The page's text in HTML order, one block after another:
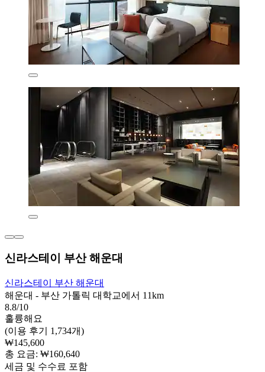
신라스테이 부산 해운대
신라스테이 부산 해운대
해운대 - 부산 가톨릭 대학교에서 11km
8.8/10
훌륭해요
(이용 후기 1,734개)
₩145,600
총 요금: ₩160,640
세금 및 수수료 포함